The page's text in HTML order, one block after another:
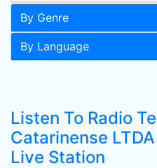
By Genre
By Language
Listen To Radio
Catarinense
Live Station